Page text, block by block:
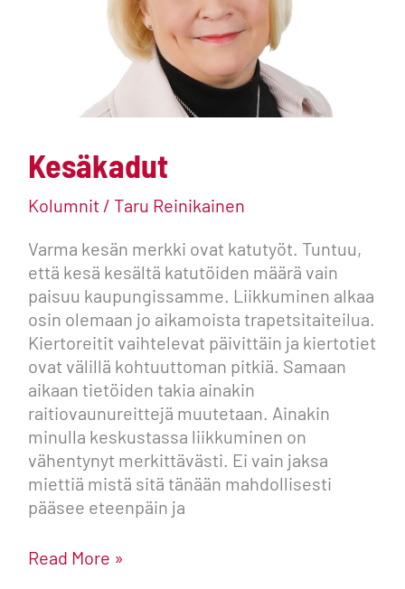
Kesäkadut
Kolumnit/ Taru Reinikainen
Varma kesän merkki ovat katutyöt. Tuntuu,
että kesä kesältä katutöiden määrä vain
paisuu kaupungissamme. Liikkuminen alkaa
osin olemaan jo aikamoista trapetsitaiteilua.
Kiertoreitit vaihtelevat päivittäin ja kiertotiet
ovat välillä kohtuuttoman pitkiä. Samaan
aikaan tietöiden takia ainakin
raitiovaunureittejä muutetaan. Ainakin
minulla keskustassa liikkuminen on
vähentynyt merkittävästi. Ei vain jaksa
miettiä mistä sitä tänään mahdollisesti
pääsee eteenpäin ja
Read More »